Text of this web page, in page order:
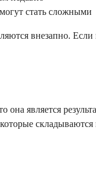
стать сложными
внезапно.
является
складываются